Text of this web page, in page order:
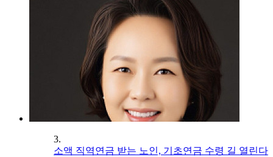
3.
소액 직역연금 받는 노인, 기초연금 수령 길 열린다